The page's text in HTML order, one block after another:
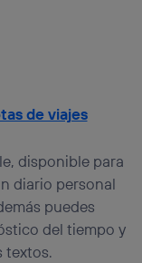
disponible para
diario personal
puedes
del tiempo y
textos.